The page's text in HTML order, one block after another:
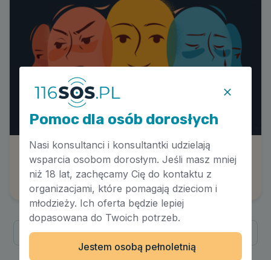
Emocje co to takiego?
Autor: Karolina Czarnecka
Poprzednia Następna
1/1
Pomoc dla osób dorosłych
Nasi konsultanci i konsultantki udzielają
wsparcia osobom dorosłym. Jeśli masz mniej
niż 18 lat, zachęcamy Cię do kontaktu z
organizacjami, które pomagają dzieciom i
młodzieży. Ich oferta będzie lepiej
dopasowana do Twoich potrzeb.
Jestem osobą pełnoletnią